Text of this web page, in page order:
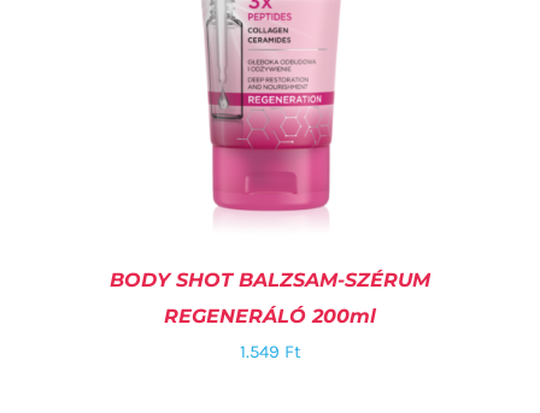
BODY SHOT BALZSAM-SZÉRUM
REGENERÁLÓ 200ml
1.549 Ft